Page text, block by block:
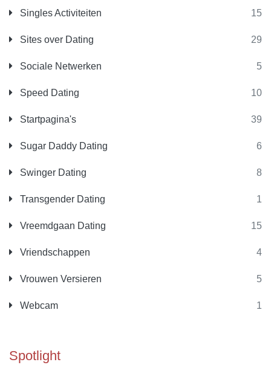
Singles Activiteiten 15
Sites over Dating 29
Sociale Netwerken 5
Speed Dating 10
Startpagina's 39
Sugar Daddy Dating 6
Swinger Dating 8
Transgender Dating 1
Vreemdgaan Dating 15
Vriendschappen 4
Vrouwen Versieren 5
Webcam 1
Spotlight